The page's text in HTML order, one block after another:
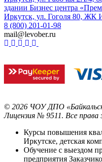
здании Бизнес центра
Иркутск, ул. Гоголя 80, ЖК
8 (800) 201-01-98
mail@levober.ru
© 2026 ЧОУ ДПО
Лицензия № 9511. Все
Курсы повышения
Иркутске, детская
Обучение с выездом
предприятия